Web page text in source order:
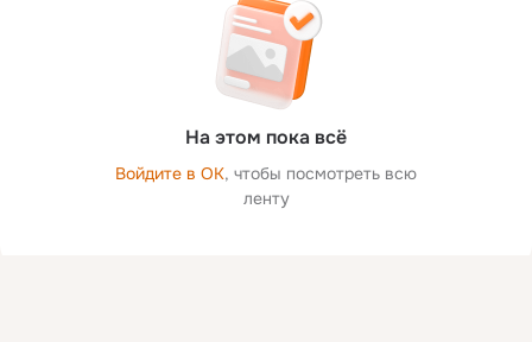
На этом пока всё
Войдите в ОК, чтобы посмотреть всю
ленту